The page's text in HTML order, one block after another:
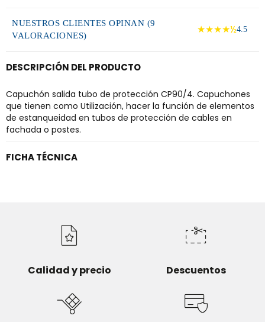
NUESTROS CLIENTES OPINAN (9
VALORACIONES)
★★★★½4.5
DESCRIPCIÓN DEL PRODUCTO
Capuchón salida tubo de protección CP90/4. Capuchones
que tienen como Utilización, hacer la función de elementos
de estanqueidad en tubos de protección de cables en
fachada o postes.
FICHA TÉCNICA
Calidad y precio Descuentos